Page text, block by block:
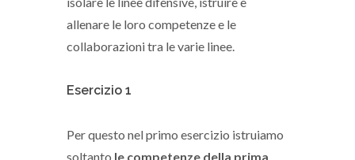
allenare le loro competenze e le
collaborazioni tra le varie linee.
Esercizio 1
Per questo nel primo esercizio istruiamo
soltanto le competenze della prima